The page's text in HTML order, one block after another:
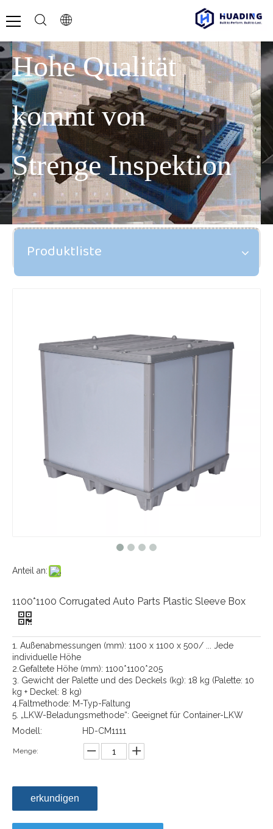
Hohe Qualität
kommt von
Strenge Inspektion
Produktliste
Anteil an:
1100*1100 Corrugated Auto Parts Plastic Sleeve Box
1. Außenabmessungen (mm): 1100 x 1100 x 500/ ... Jede
individuelle Höhe
2.Gefaltete Höhe (mm): 1100*1100*205
3. Gewicht der Palette und des Deckels (kg): 18 kg (Palette: 10
kg + Deckel: 8 kg)
4.Faltmethode: M-Typ-Faltung
5. „LKW-Beladungsmethode“: Geeignet für Container-LKW
Modell:
HD-CM1111
Menge:
erkundigen